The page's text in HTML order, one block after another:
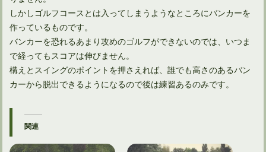
しかしゴルフコースとは入ってしまうようなところにバンカーを
作っているものです。
バンカーを恐れるあまり攻めのゴルフができないのでは、いつま
で経ってもスコアは伸びません。
構えとスイングのポイントを押さえれば、誰でも高さのあるバン
カーから脱出できるようになるので後は練習あるのみです。
関連